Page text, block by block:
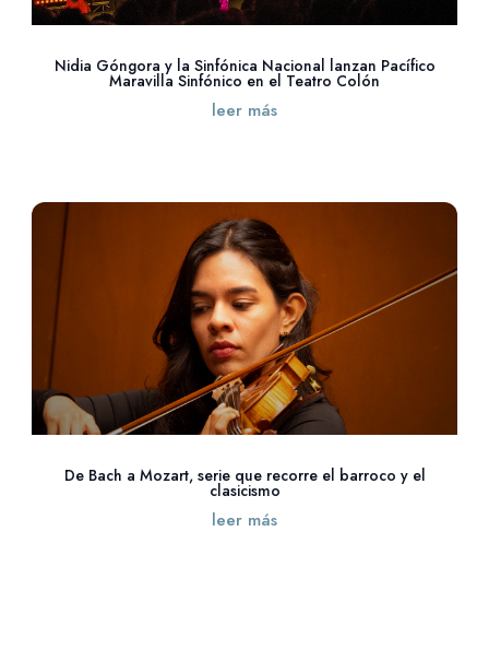
Nidia Góngora y la Sinfónica Nacional lanzan Pacífico
Maravilla Sinfónico en el Teatro Colón
leer más
De Bach a Mozart, serie que recorre el barroco y el
clasicismo
leer más